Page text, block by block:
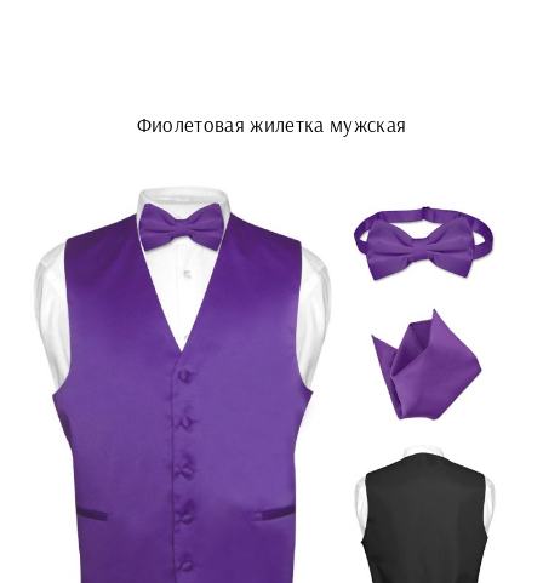
Фиолетовая жилетка мужская